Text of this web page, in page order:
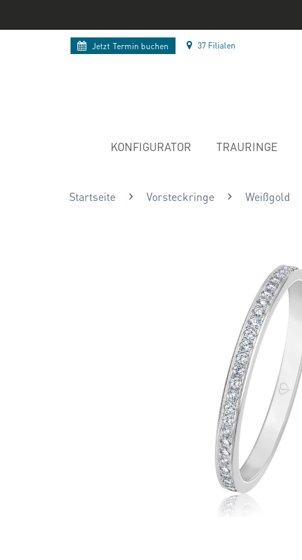
Jetzt Termin buchen 37 Filialen
KONFIGURATOR TRAURINGE
Startseite Vorsteckringe Weißgold